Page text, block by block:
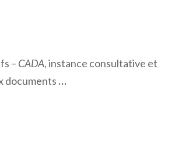
– CADA, instance consultative et
documents …